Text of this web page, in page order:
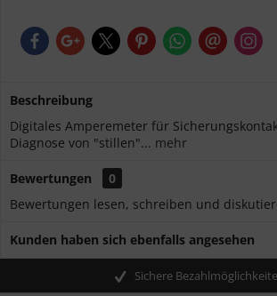
Beschreibung
Digitales Amperemeter für
Diagnose von "stillen"... mehr
Bewertungen
0
Bewertungen lesen, schreiben und
Kunden haben sich ebenfalls angesehen
Sichere